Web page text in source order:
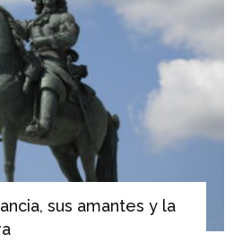
sus amantes y la